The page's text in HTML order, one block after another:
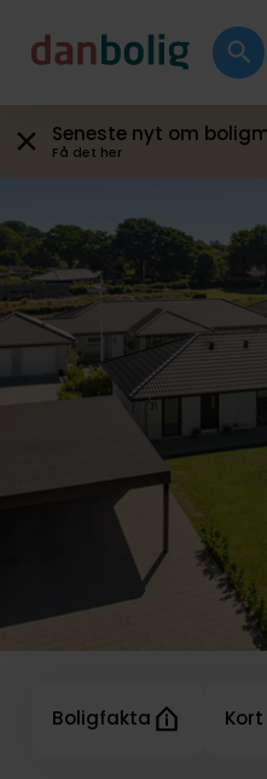
Seneste nyt om
Få det her
Boligfakta Kort
Galleri Boligfakta